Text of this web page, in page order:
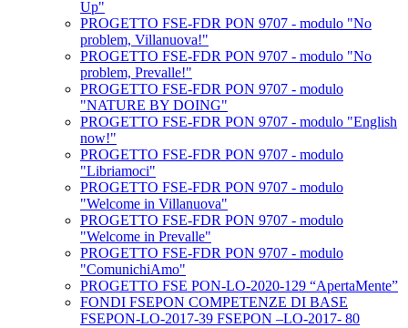
Up"
PROGETTO FSE-FDR PON 9707 - modulo "No
problem, Villanuova!"
PROGETTO FSE-FDR PON 9707 - modulo "No
problem, Prevalle!"
PROGETTO FSE-FDR PON 9707 - modulo
"NATURE BY DOING"
PROGETTO FSE-FDR PON 9707 - modulo "English
now!"
PROGETTO FSE-FDR PON 9707 - modulo
"Libriamoci"
PROGETTO FSE-FDR PON 9707 - modulo
"Welcome in Villanuova"
PROGETTO FSE-FDR PON 9707 - modulo
"Welcome in Prevalle"
PROGETTO FSE-FDR PON 9707 - modulo
"ComunichiAmo"
PROGETTO FSE PON-LO-2020-129 “ApertaMente”
FONDI FSEPON COMPETENZE DI BASE
FSEPON-LO-2017-39 FSEPON –LO-2017- 80